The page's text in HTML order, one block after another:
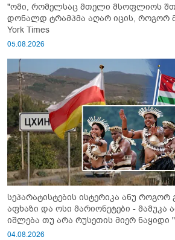
"ომი, რომელსაც მთელი მსოფლიოს
დონალდ ტრამპმა აღარ იცის, როგორ
York Times
05.08.2026
სეპარატისტების ისტერიკა ანუ როგორ
აფხაზი და ოსი მარიონეტები - მამუკა
იშლება თუ არა რუსეთის მიერ ნაყიდი
სისტემა?!
04.08.2026